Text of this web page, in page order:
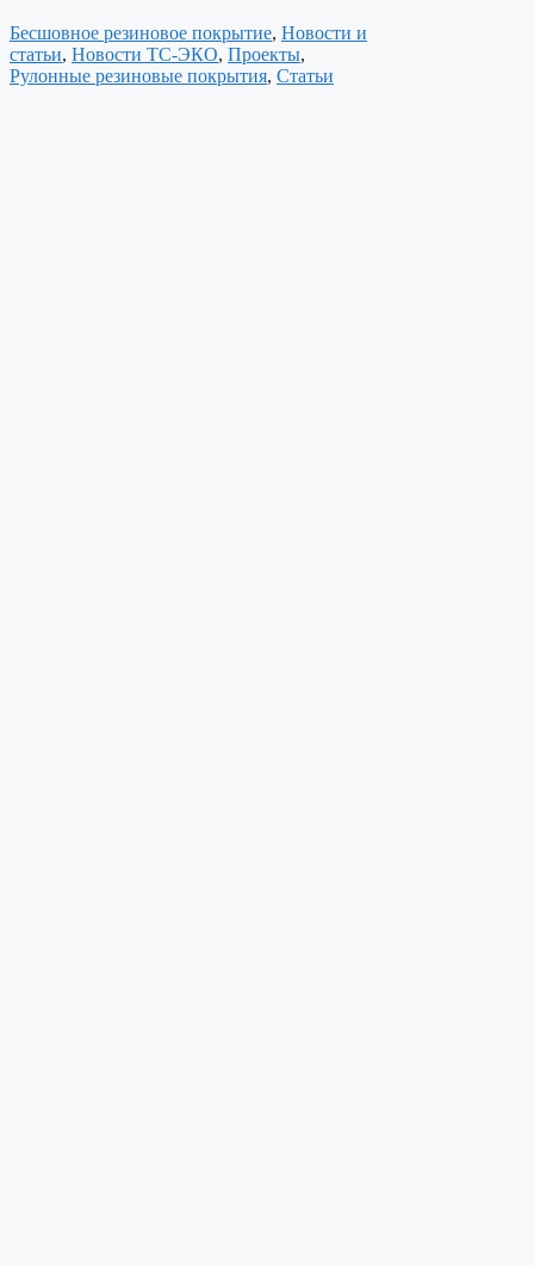
Бесшовное резиновое покрытие, Новости и
статьи, Новости ТС-ЭКО, Проекты,
Рулонные резиновые покрытия, Статьи